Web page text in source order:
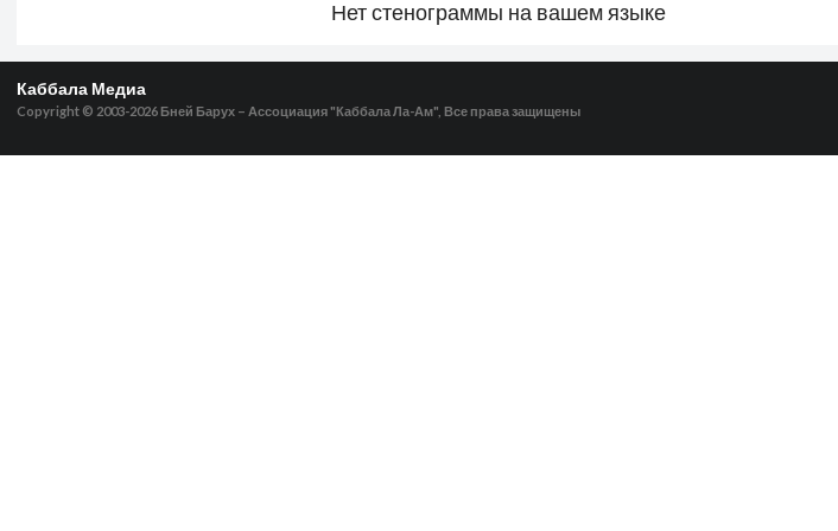
Нет стенограммы на вашем языке
Каббала Медиа
Copyright © 2003-2026 Бней Барух – Ассоциация "Каббала Ла-Ам", Все права защищены